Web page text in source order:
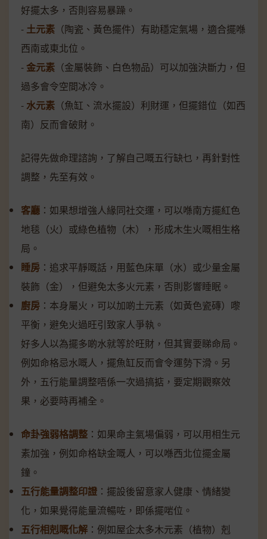
好擺太多，否則容易暴躁。
- 土元素 （陶瓷、黃色擺件）有助穩定氣場，適合擺喺
西南或東北位。
- 金元素 （金屬裝飾、白色物品）可以加強決斷力，但
過多會令空間冰冷。
- 水元素 （魚缸、流水擺設）利財運，但擺錯位（如西
南）反而會破財。
記得先做命理諮詢，了解自己嘅五行缺乜，再針對性
調整，先至有效。
客廳 ：如果想增強人緣同社交運，可以喺南方擺紅色
地毯（火）或綠色植物（木），形成木生火嘅相生格
局。
睡房 ：追求平靜嘅話，用藍色床單（水）或少量金屬
裝飾（金），但避免太多火元素，否則影響睡眠。
廚房 ：本身屬火，可以加啲土元素（如黃色瓷磚）嚟
平衡，避免火過旺引致家人爭執。
好多人以為擺多啲水就等於旺財，但其實要睇命局。
例如命格忌水嘅人，擺魚缸反而會令運勢下滑。另
外，五行能量調整唔係一次過搞掂，要定期觀察效
果，必要時再補全。
命卦強弱格調整 ：如果命主氣場偏弱，可以用相生元
素加強，例如命格缺金嘅人，可以喺西北位擺金屬
鐘。
五行能量調整印證 ：擺設後留意家人健康、情緒變
化，如果覺得能量流暢咗，即係擺啱位。
五行相剋嘅化解 ：例如屋企太多木元素（植物）剋